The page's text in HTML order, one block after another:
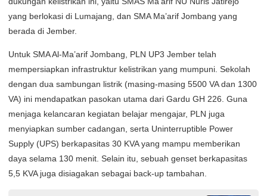
yang berlokasi di Lumajang, dan SMA Ma’arif Jombang yang
berada di Jember.
Untuk SMA Al-Ma’arif Jombang, PLN UP3 Jember telah
mempersiapkan infrastruktur kelistrikan yang mumpuni. Sekolah
dengan dua sambungan listrik (masing-masing 5500 VA dan 1300
VA) ini mendapatkan pasokan utama dari Gardu GH 226. Guna
menjaga kelancaran kegiatan belajar mengajar, PLN juga
menyiapkan sumber cadangan, serta Uninterruptible Power
Supply (UPS) berkapasitas 30 KVA yang mampu memberikan
daya selama 130 menit. Selain itu, sebuah genset berkapasitas
5,5 KVA juga disiagakan sebagai back-up tambahan.